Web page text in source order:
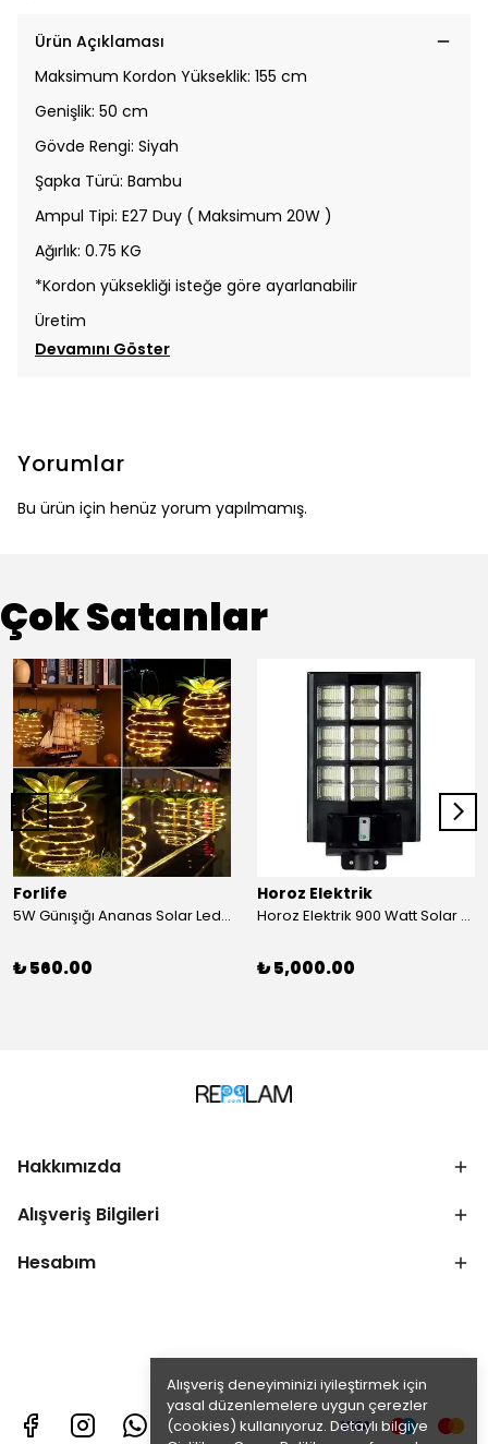
Alışveriş deneyiminizi iyileştirmek için
yasal düzenlemelere uygun çerezler
(cookies) kullanıyoruz. Detaylı bilgiye
Ürün Açıklaması
Maksimum Kordon Yükseklik: 155 cm
Genişlik: 50 cm
Gövde Rengi: Siyah
Şapka Türü: Bambu
Ampul Tipi: E27 Duy ( Maksimum 20W )
Ağırlık: 0.75 KG
*Kordon yüksekliği isteğe göre ayarlanabilir
Üretim
Devamını Göster
Yorumlar
Bu ürün için henüz yorum yapılmamış.
Çok Satanlar
Forlife
5W Günışığı Ananas Solar Led Aydınlatma Bahçe Balkon Aydınlatma
₺ 560.00
Horoz Elektrik
Horoz Elektrik 900 Watt Solar Sokak Armatürü Beyaz Işık
₺ 5,000.00
Hakkımızda
Alışveriş Bilgileri
Hesabım